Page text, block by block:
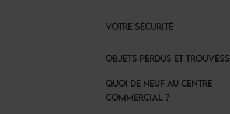
VOTRE SÉCURITÉ
OBJETS PERDUS ET TROUVÉSS
QUOI DE NEUF AU CENTRE
COMMERCIAL ?